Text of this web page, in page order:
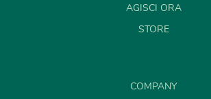
AGISCI ORA
STORE
COMPANY